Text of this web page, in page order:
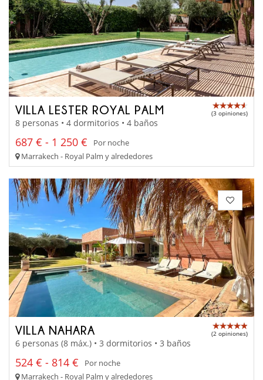
VILLA LESTER ROYAL PALM (3 opiniones)
8 personas • 4 dormitorios • 4 baños
687 € - 1 250 €
Por noche
Marrakech - Royal Palm y alrededores
VILLA NAHARA (2 opiniones)
6 personas (8 máx.) • 3 dormitorios • 3 baños
524 € - 814 €
Por noche
Marrakech - Royal Palm y alrededores